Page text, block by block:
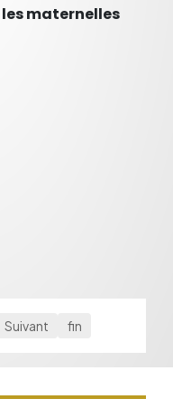
maternelles
Suivant fin